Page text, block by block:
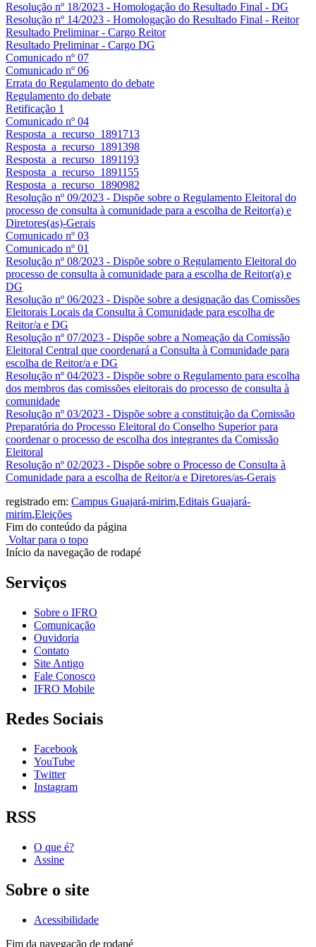
Resolução nº 18/2023 - Homologação do Resultado Final - DG
Resolução nº 14/2023 - Homologação do Resultado Final - Reitor
Resultado Preliminar - Cargo Reitor
Resultado Preliminar - Cargo DG
Comunicado nº 07
Comunicado nº 06
Errata do Regulamento do debate
Regulamento do debate
Retificação 1
Comunicado nº 04
Resposta_a_recurso_1891713
Resposta_a_recurso_1891398
Resposta_a_recurso_1891193
Resposta_a_recurso_1891155
Resposta_a_recurso_1890982
Resolução nº 09/2023 - Dispõe sobre o Regulamento Eleitoral do
processo de consulta à comunidade para a escolha de Reitor(a) e
Diretores(as)-Gerais
Comunicado nº 03
Comunicado nº 01
Resolução nº 08/2023 - Dispõe sobre o Regulamento Eleitoral do
processo de consulta à comunidade para a escolha de Reitor(a) e
DG
Resolução nº 06/2023 - Dispõe sobre a designação das Comissões
Eleitorais Locais da Consulta à Comunidade para escolha de
Reitor/a e DG
Resolução nº 07/2023 - Dispõe sobre a Nomeação da Comissão
Eleitoral Central que coordenará a Consulta à Comunidade para
escolha de Reitor/a e DG
Resolução nº 04/2023 - Dispõe sobre o Regulamento para escolha
dos membros das comissões eleitorais do processo de consulta à
comunidade
Resolução nº 03/2023 - Dispõe sobre a constituição da Comissão
Preparatória do Processo Eleitoral do Conselho Superior para
coordenar o processo de escolha dos integrantes da Comissão
Eleitoral
Resolução nº 02/2023 - Dispõe sobre o Processo de Consulta à
Comunidade para a escolha de Reitor/a e Diretores/as-Gerais
registrado em: Campus Guajará-mirim,Editais Guajará-
mirim,Eleições
Fim do conteúdo da página
Voltar para o topo
Início da navegação de rodapé
Serviços
Sobre o IFRO
Comunicação
Ouvidoria
Contato
Site Antigo
Fale Conosco
IFRO Mobile
Redes Sociais
Facebook
YouTube
Twitter
Instagram
RSS
O que é?
Assine
Sobre o site
Acessibilidade
Fim da navegação de rodapé